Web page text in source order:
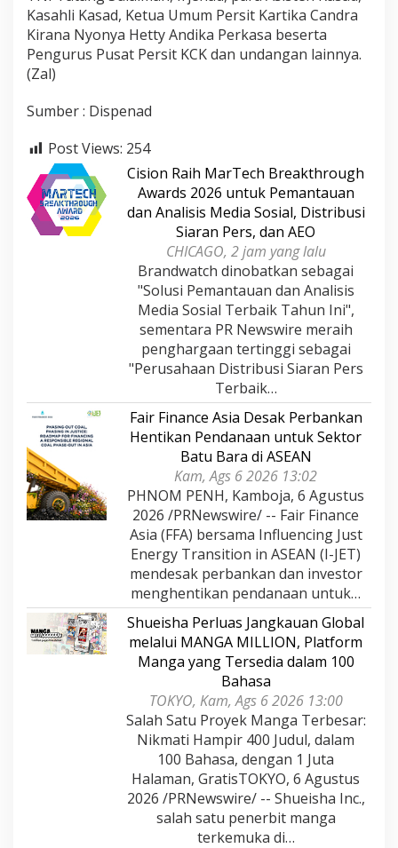
Kasahli Kasad, Ketua Umum Persit Kartika Candra
Kirana Nyonya Hetty Andika Perkasa beserta
Pengurus Pusat Persit KCK dan undangan lainnya.
(Zal)
Sumber : Dispenad
Post Views: 254
Cision Raih MarTech Breakthrough
Awards 2026 untuk Pemantauan
dan Analisis Media Sosial, Distribusi
Siaran Pers, dan AEO
CHICAGO, 2 jam yang lalu
Brandwatch dinobatkan sebagai
"Solusi Pemantauan dan Analisis
Media Sosial Terbaik Tahun Ini",
sementara PR Newswire meraih
penghargaan tertinggi sebagai
"Perusahaan Distribusi Siaran Pers
Terbaik…
Fair Finance Asia Desak Perbankan
Hentikan Pendanaan untuk Sektor
Batu Bara di ASEAN
Kam, Ags 6 2026 13:02
PHNOM PENH, Kamboja, 6 Agustus
2026 /PRNewswire/ -- Fair Finance
Asia (FFA) bersama Influencing Just
Energy Transition in ASEAN (I-JET)
mendesak perbankan dan investor
menghentikan pendanaan untuk…
Shueisha Perluas Jangkauan Global
melalui MANGA MILLION, Platform
Manga yang Tersedia dalam 100
Bahasa
TOKYO, Kam, Ags 6 2026 13:00
Salah Satu Proyek Manga Terbesar:
Nikmati Hampir 400 Judul, dalam
100 Bahasa, dengan 1 Juta
Halaman, GratisTOKYO, 6 Agustus
2026 /PRNewswire/ -- Shueisha Inc.,
salah satu penerbit manga
terkemuka di…